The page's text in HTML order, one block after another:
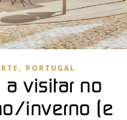
, PORTUGAL
a visitar no
inverno (e